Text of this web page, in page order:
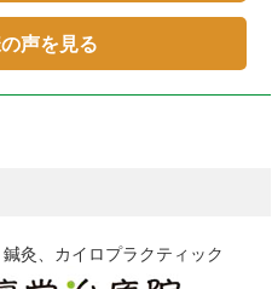
声を見る
灸、カイロプラクティック